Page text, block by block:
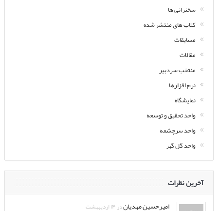
سخنرانی ها
کتاب های منتشر شده
مسابقات
مقالات
منتخب سردبیر
نرم افزارها
نمایشگاه
واحد تحقیق و توسعه
واحد سرچشمه
واحد گل گهر
آخرین نظرات
امیرحسین مهدیاندر ۱۴ اردیبهشت